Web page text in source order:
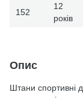
152
12
років
Опис
Штани спортивні